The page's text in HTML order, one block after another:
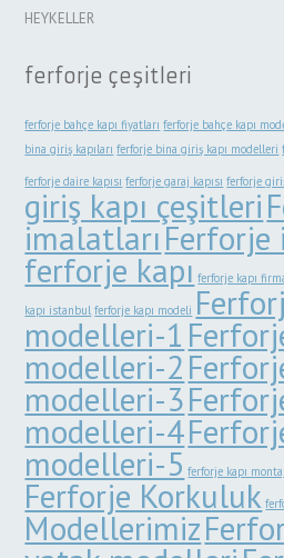
HEYKELLER
ferforje çeşitleri
ferforje bahçe kapı fiyatları ferforje bahçe kapı
bina giriş kapıları ferforje bina giriş kapı modelleri
ferforje daire kapısı ferforje garaj kapısı ferforje
giriş kapı çeşitleri
imalatlarıFerforje
ferforje kapı ferforje kapı
kapı istanbul ferforje kapı modeli
modelleri-1
modelleri-2
modelleri-3
modelleri-4
modelleri-5 ferforje kapı
Ferforje Korkuluk
Modellerimiz